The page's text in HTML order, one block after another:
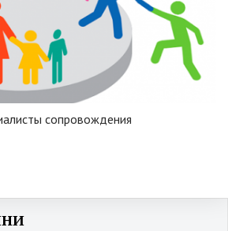
сопровождения